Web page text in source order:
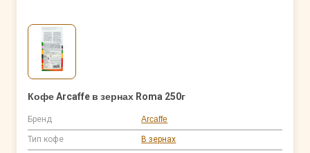
Кофе Arcaffe в зернах Roma 250г
Бренд Arcaffe
Тип кофе В зернах